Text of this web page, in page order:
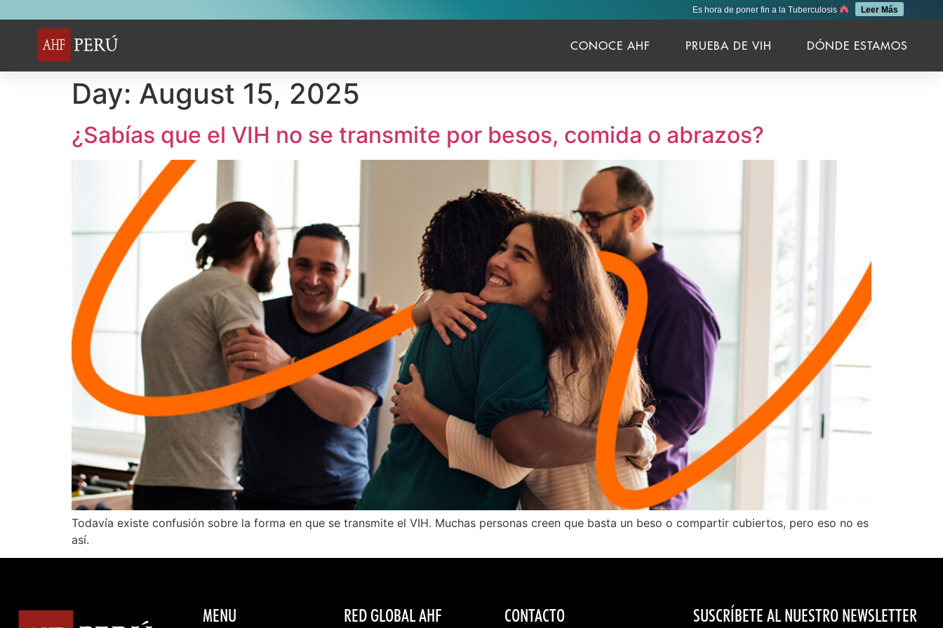
Es hora de poner fin a la Tuberculosis Leer Más
CONOCE AHF PRUEBA DE VIH DÓNDE ESTAMOS
Day: August 15, 2025
¿Sabías que el VIH no se transmite por besos, comida o abrazos?
Todavía existe confusión sobre la forma en que se transmite el VIH. Muchas personas creen que basta un beso o compartir cubiertos, pero eso no es
así.
MENU RED GLOBAL AHF CONTACTO SUSCRÍBETE AL NUESTRO NEWSLETTER